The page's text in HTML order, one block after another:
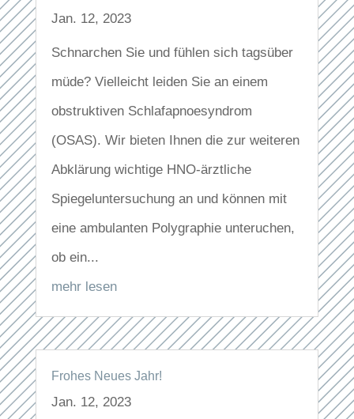
Jan. 12, 2023
Schnarchen Sie und fühlen sich tagsüber
müde? Vielleicht leiden Sie an einem
obstruktiven Schlafapnoesyndrom
(OSAS). Wir bieten Ihnen die zur weiteren
Abklärung wichtige HNO-ärztliche
Spiegeluntersuchung an und können mit
eine ambulanten Polygraphie unteruchen,
ob ein...
mehr lesen
Frohes Neues Jahr!
Jan. 12, 2023